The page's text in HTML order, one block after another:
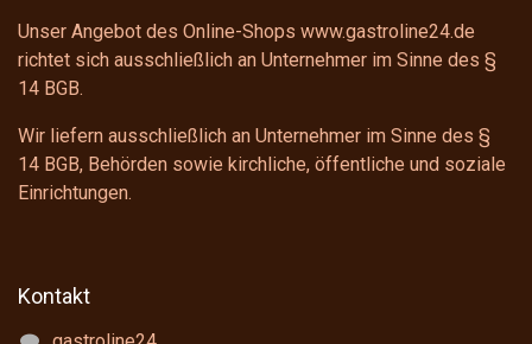
Unser Angebot des Online-Shops www.gastroline24.de
richtet sich ausschließlich an Unternehmer im Sinne des §
14 BGB.
Wir liefern ausschließlich an Unternehmer im Sinne des §
14 BGB, Behörden sowie kirchliche, öffentliche und soziale
Einrichtungen.
Kontakt